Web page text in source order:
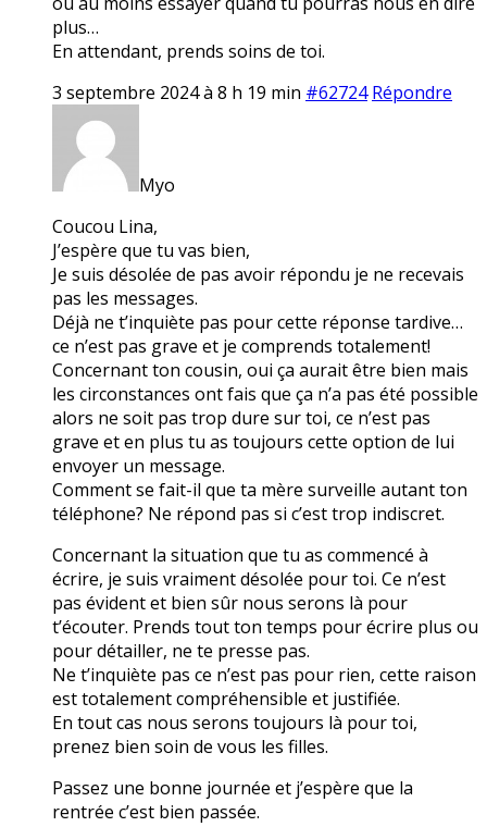
plus…
En attendant, prends soins de toi.
3 septembre 2024 à 8 h 19 min #62724 Répondre
Myo
Coucou Lina,
J’espère que tu vas bien,
Je suis désolée de pas avoir répondu je ne recevais
pas les messages.
Déjà ne t’inquiète pas pour cette réponse tardive…
ce n’est pas grave et je comprends totalement!
Concernant ton cousin, oui ça aurait être bien mais
les circonstances ont fais que ça n’a pas été possible
alors ne soit pas trop dure sur toi, ce n’est pas
grave et en plus tu as toujours cette option de lui
envoyer un message.
Comment se fait-il que ta mère surveille autant ton
téléphone? Ne répond pas si c’est trop indiscret.
Concernant la situation que tu as commencé à
écrire, je suis vraiment désolée pour toi. Ce n’est
pas évident et bien sûr nous serons là pour
t’écouter. Prends tout ton temps pour écrire plus ou
pour détailler, ne te presse pas.
Ne t’inquiète pas ce n’est pas pour rien, cette raison
est totalement compréhensible et justifiée.
En tout cas nous serons toujours là pour toi,
prenez bien soin de vous les filles.
Passez une bonne journée et j’espère que la
rentrée c’est bien passée.